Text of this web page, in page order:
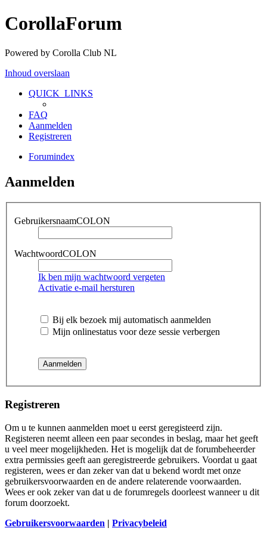
CorollaForum
Powered by Corolla Club NL
Inhoud overslaan
QUICK_LINKS
FAQ
Aanmelden
Registreren
Forumindex
Aanmelden
GebruikersnaamCOLON
WachtwoordCOLON
Ik ben mijn wachtwoord vergeten
Activatie e-mail hersturen
Bij elk bezoek mij automatisch aanmelden
Mijn onlinestatus voor deze sessie verbergen
Registreren
Om u te kunnen aanmelden moet u eerst geregisteerd zijn.
Registeren neemt alleen een paar secondes in beslag, maar het geeft
u veel meer mogelijkheden. Het is mogelijk dat de forumbeheerder
extra permissies geeft aan geregistreerde gebruikers. Voordat u gaat
registeren, wees er dan zeker van dat u bekend wordt met onze
gebruikersvoorwaarden en de andere relaterende voorwaarden.
Wees er ook zeker van dat u de forumregels doorleest wanneer u dit
forum doorzoekt.
Gebruikersvoorwaarden | Privacybeleid